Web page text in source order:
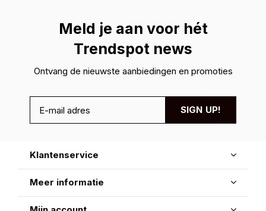
Meld je aan voor hét
Trendspot news
Ontvang de nieuwste aanbiedingen en promoties
SIGN UP!
Klantenservice
Meer informatie